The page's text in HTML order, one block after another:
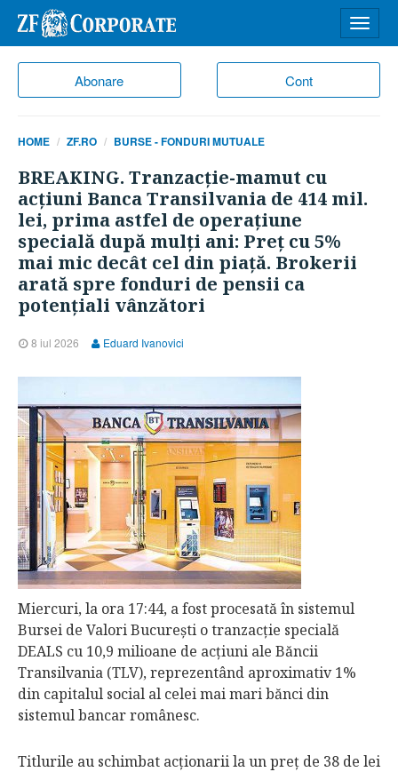
Abonare Cont
meniu
HOME ZF.RO BURSE - FONDURI MUTUALE
BREAKING. Tranzacţie-mamut cu
acţiuni Banca Transilvania de 414 mil.
lei, prima astfel de operaţiune
specială după mulţi ani: Preţ cu 5%
mai mic decât cel din piaţă. Brokerii
arată spre fonduri de pensii ca
potenţiali vânzători
8 iul 2026 Eduard Ivanovici
Miercuri, la ora 17:44, a fost procesată în sistemul
Bursei de Valori Bucureşti o tranzacţie specială
DEALS cu 10,9 milioane de acţiuni ale Băncii
Transilvania (TLV), reprezentând aproximativ 1%
din capitalul social al celei mai mari bănci din
sistemul bancar românesc.
Titlurile au schimbat acţionarii la un preţ de 38 de lei